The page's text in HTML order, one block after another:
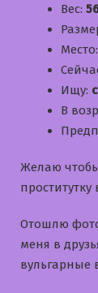
Вес:
Место:
Ищу:
В
Желаю
Отошлю
меня в
вульгарные